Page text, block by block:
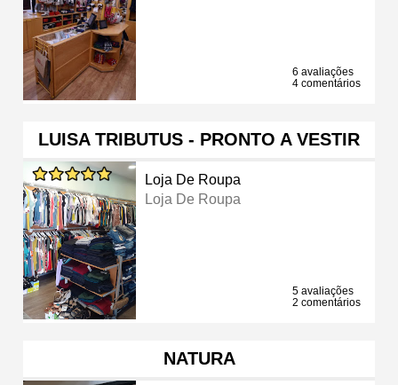
6 avaliações
4 comentários
LUISA TRIBUTUS - PRONTO A VESTIR
Loja De Roupa
Loja De Roupa
5 avaliações
2 comentários
NATURA